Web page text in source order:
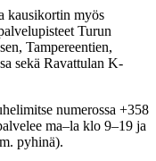
kausikortin myös
Turun
Tampereentien,
sekä Ravattulan K-
numerossa +358
ma–la klo 9–19 ja
pyhinä).